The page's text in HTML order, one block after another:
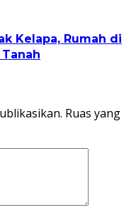
Kelapa, Rumah di
Ruas yang